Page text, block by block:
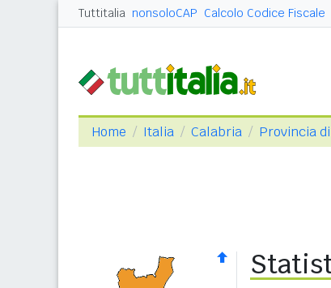
Tuttitalia nonsoloCAP Calcolo Codice Fiscale
Home Italia Calabria Provincia